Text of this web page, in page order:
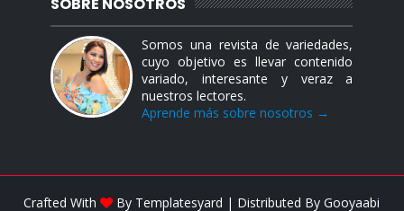
Somos una revista de variedades,
cuyo objetivo es llevar contenido
variado, interesante y veraz a
nuestros lectores.
Aprende más sobre nosotros →
Crafted With By Templatesyard | Distributed ByGooyaabi